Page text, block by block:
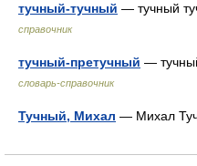
тучный-тучный — тучный
справочник
тучный-претучный —
словарь-справочник
Тучный, Михал — Михал